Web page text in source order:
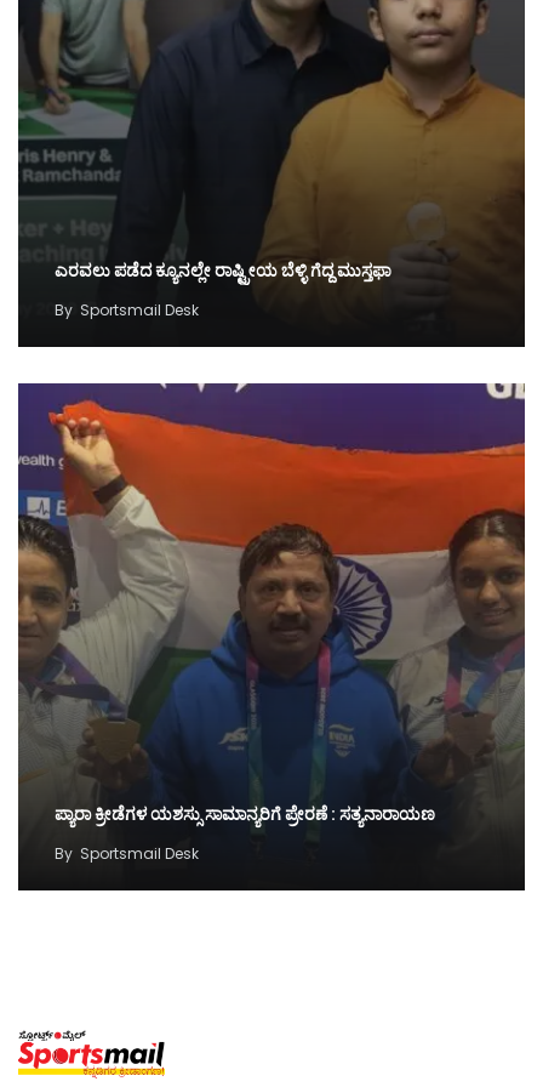
ಎರವಲು ಪಡೆದ ಕ್ಯೂನಲ್ಲೇ ರಾಷ್ಟ್ರೀಯ ಬೆಳ್ಳಿ ಗೆದ್ದ ಮುಸ್ತಫಾ
By Sportsmail Desk
ಪ್ಯಾರಾ ಕ್ರೀಡೆಗಳ ಯಶಸ್ಸು ಸಾಮಾನ್ಯರಿಗೆ ಪ್ರೇರಣೆ : ಸತ್ಯನಾರಾಯಣ
By Sportsmail Desk